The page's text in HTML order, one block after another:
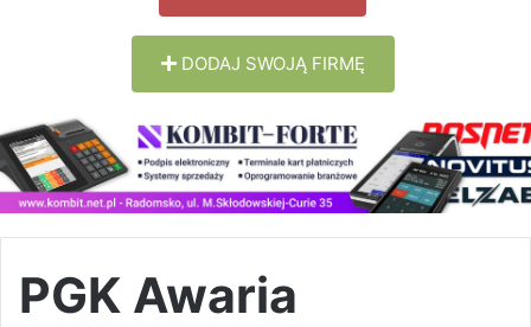
DODAJ SWOJĄ FIRMĘ
PGK Awaria